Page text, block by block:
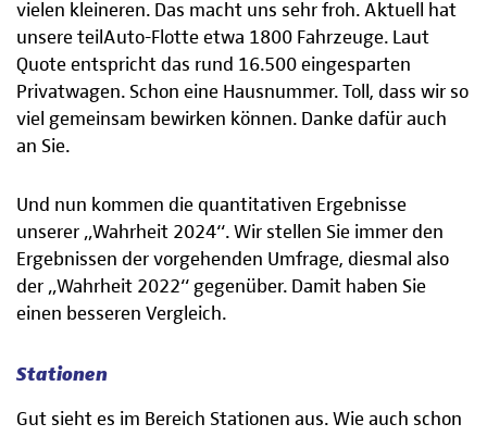
vielen kleineren. Das macht uns sehr froh. Aktuell hat
unsere teilAuto-Flotte etwa 1800 Fahrzeuge. Laut
Quote entspricht das rund 16.500 eingesparten
Privatwagen. Schon eine Hausnummer. Toll, dass wir so
viel gemeinsam bewirken können. Danke dafür auch
an Sie.
Und nun kommen die quantitativen Ergebnisse
unserer „Wahrheit 2024“. Wir stellen Sie immer den
Ergebnissen der vorgehenden Umfrage, diesmal also
der „Wahrheit 2022“ gegenüber. Damit haben Sie
einen besseren Vergleich.
Stationen
Gut sieht es im Bereich Stationen aus. Wie auch schon